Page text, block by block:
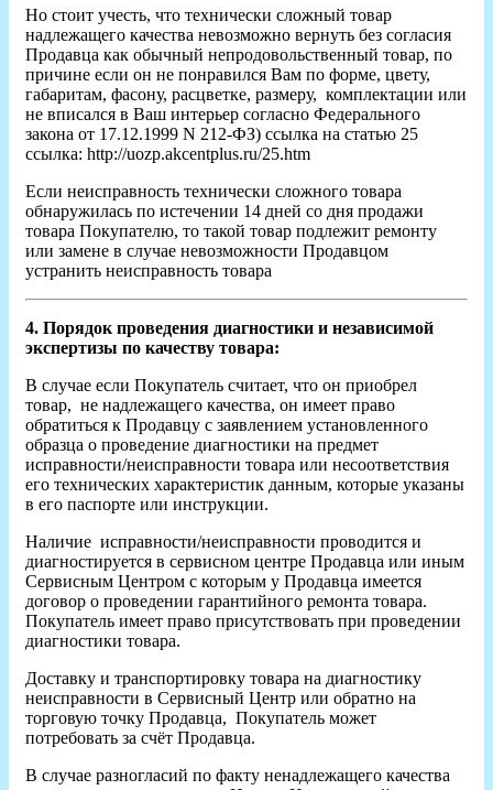
Но стоит учесть, что технически сложный товар
надлежащего качества невозможно вернуть без согласия
Продавца как обычный непродовольственный товар, по
причине если он не понравился Вам по форме, цвету,
габаритам, фасону, расцветке, размеру, комплектации или
не вписался в Ваш интерьер согласно Федерального
закона от 17.12.1999 N 212-ФЗ) ссылка на статью 25
ссылка: http://uozp.akcentplus.ru/25.htm
Если неисправность технически сложного товара
обнаружилась по истечении 14 дней со дня продажи
товара Покупателю, то такой товар подлежит ремонту
или замене в случае невозможности Продавцом
устранить неисправность товара
4. Порядок проведения диагностики и независимой
экспертизы по качеству товара:
В случае если Покупатель считает, что он приобрел
товар, не надлежащего качества, он имеет право
обратиться к Продавцу с заявлением установленного
образца о проведение диагностики на предмет
исправности/неисправности товара или несоответствия
его технических характеристик данным, которые указаны
в его паспорте или инструкции.
Наличие исправности/неисправности проводится и
диагностируется в сервисном центре Продавца или иным
Сервисным Центром с которым у Продавца имеется
договор о проведении гарантийного ремонта товара.
Покупатель имеет право присутствовать при проведении
диагностики товара.
Доставку и транспортировку товара на диагностику
неисправности в Сервисный Центр или обратно на
торговую точку Продавца, Покупатель может
потребовать за счёт Продавца.
В случае разногласий по факту ненадлежащего качества